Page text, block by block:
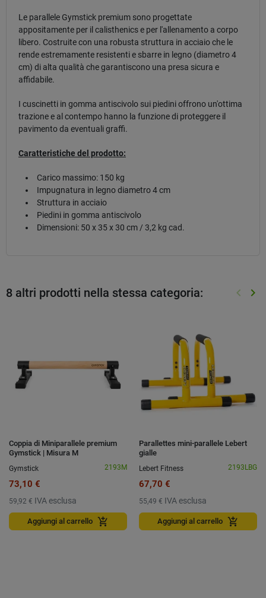
Le parallele Gymstick premium sono progettate
appositamente per il calisthenics e per l'allenamento a corpo
libero. Costruite con una robusta struttura in acciaio che le
rende estremamente resistenti e sbarre in legno (diametro 4
cm) di alta qualità che garantiscono una presa sicura e
affidabile.
I cuscinetti in gomma antiscivolo sui piedini offrono un'ottima
trazione e al contempo hanno la funzione di proteggere il
pavimento da eventuali graffi.
Caratteristiche del prodotto:
Carico massimo: 150 kg
Impugnatura in legno diametro 4 cm
Struttura in acciaio
Piedini in gomma antiscivolo
Dimensioni: 50 x 35 x 30 cm / 3,2 kg cad.
8 altri prodotti nella stessa categoria: keyboard_arrow_left keyboard_arrow_right
Coppia di Miniparallele premium
Gymstick | Misura M
Gymstick
2193M
73,10 €
59,92 € IVA esclusa
Aggiungi al carrello add_shopping_cart
Parallettes mini-parallele Lebert
gialle
Lebert Fitness
2193LBG
67,70 €
55,49 € IVA esclusa
Aggiungi al carrello add_shopping_cart